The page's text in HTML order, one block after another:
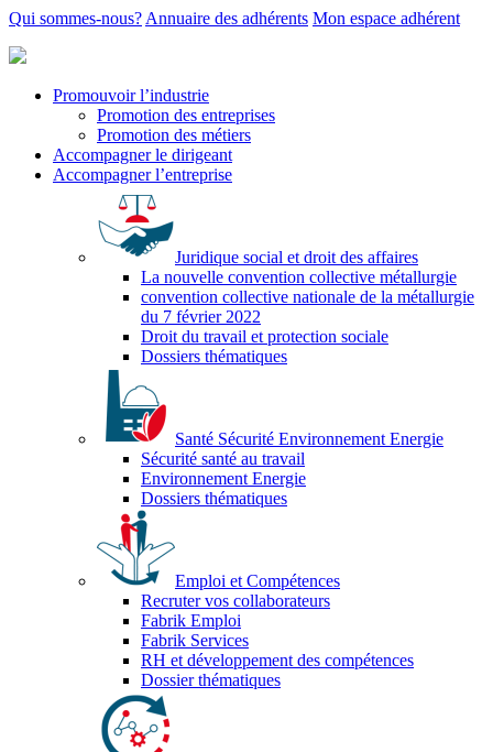
Qui sommes-nous? Annuaire des adhérents Mon espace adhérent
Promouvoir l’industrie
Promotion des entreprises
Promotion des métiers
Accompagner le dirigeant
Accompagner l’entreprise
Juridique social et droit des affaires
La nouvelle convention collective métallurgie
convention collective nationale de la métallurgie
du 7 février 2022
Droit du travail et protection sociale
Dossiers thématiques
Santé Sécurité Environnement Energie
Sécurité santé au travail
Environnement Energie
Dossiers thématiques
Emploi et Compétences
Recruter vos collaborateurs
Fabrik Emploi
Fabrik Services
RH et développement des compétences
Dossier thématiques